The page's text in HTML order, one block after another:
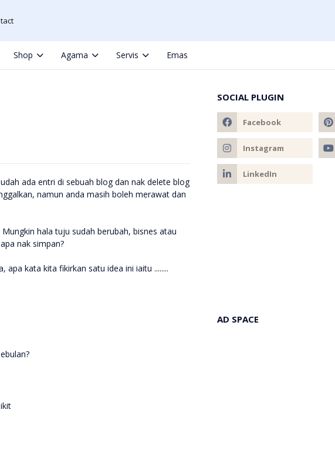
Shop Agama Servis Emas
ada entri di sebuah blog dan nak delete blog
namun anda masih boleh merawat dan
hala tuju sudah berubah, bisnes atau
nak simpan?
apa kata kita fikirkan satu idea ini iaitu ........
SOCIAL PLUGIN
AD SPACE